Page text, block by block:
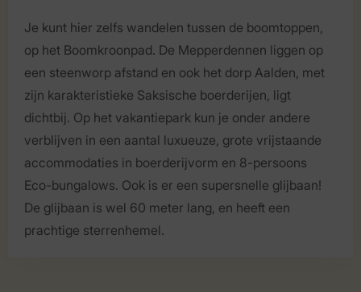
Je kunt hier zelfs wandelen tussen de boomtoppen,
op het Boomkroonpad. De Mepperdennen liggen op
een steenworp afstand en ook het dorp Aalden, met
zijn karakteristieke Saksische boerderijen, ligt
dichtbij. Op het vakantiepark kun je onder andere
verblijven in een aantal luxueuze, grote vrijstaande
accommodaties in boerderijvorm en 8-persoons
Eco-bungalows. Ook is er een supersnelle glijbaan!
De glijbaan is wel 60 meter lang, en heeft een
prachtige sterrenhemel.